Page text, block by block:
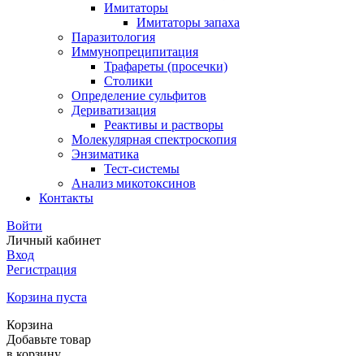
Имитаторы
Имитаторы запаха
Паразитология
Иммунопреципитация
Трафареты (просечки)
Столики
Определение сульфитов
Дериватизация
Реактивы и растворы
Молекулярная спектроскопия
Энзиматика
Тест-системы
Анализ микотоксинов
Контакты
Войти
Личный кабинет
Вход
Регистрация
Корзина пуста
Корзина
Добавьте товар